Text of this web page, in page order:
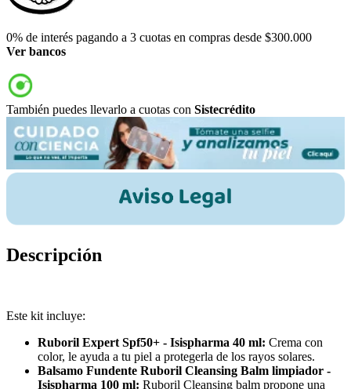
0% de interés pagando a 3 cuotas en compras desde $300.000
Ver bancos
También puedes llevarlo a cuotas con Sistecrédito
Descripción
Este kit incluye:
Ruboril Expert Spf50+ - Isispharma 40 ml: Crema con
color, le ayuda a tu piel a protegerla de los rayos solares.
Balsamo Fundente Ruboril Cleansing Balm limpiador -
Isispharma 100 ml: Ruboril Cleansing balm propone una